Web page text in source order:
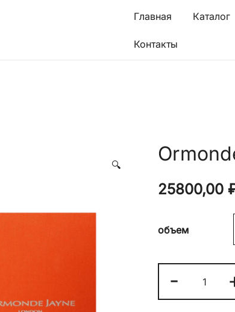
Главная Каталог
Контакты
🔍
25800,00
объем
-
товара